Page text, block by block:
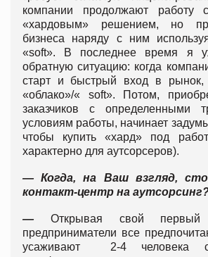
компании продолжают
«хардовым» решением, но
бизнеса наряду с ним
«soft». В последнее время я
обратную ситуацию: когда
старт и быстрый вход в рынок,
«облако»/« soft». Потом,
заказчиков с определенными
условиям работы, начинает
чтобы купить «хард» под
характерно для аутсорсеров).
— Когда, на Ваш взгляд,
контакт-центр на
— Открывая свой первый
предприниматели все
усаживают 2-4 человека